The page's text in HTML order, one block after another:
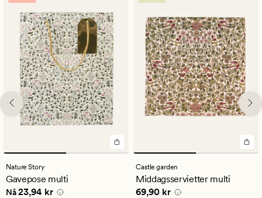
Nature Story
Gavepose multi
Nåværende pris
Nå23,94 kr
Castle garden
Middagsservietter multi
Pris 69,90 kr
69,90 kr